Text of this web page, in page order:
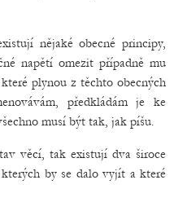
nějaké obecné principy,
napětí omezit případně mu
plynou z těchto obecných
předkládám je ke
musí být tak, jak píšu.
věcí, tak existují dva široce
by se dalo vyjít a které